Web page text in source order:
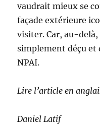
vaudrait mieux se
façade extérieure
visiter. Car, au-
simplement déçu et
NPAI.
Lire l’article en
Daniel Latif